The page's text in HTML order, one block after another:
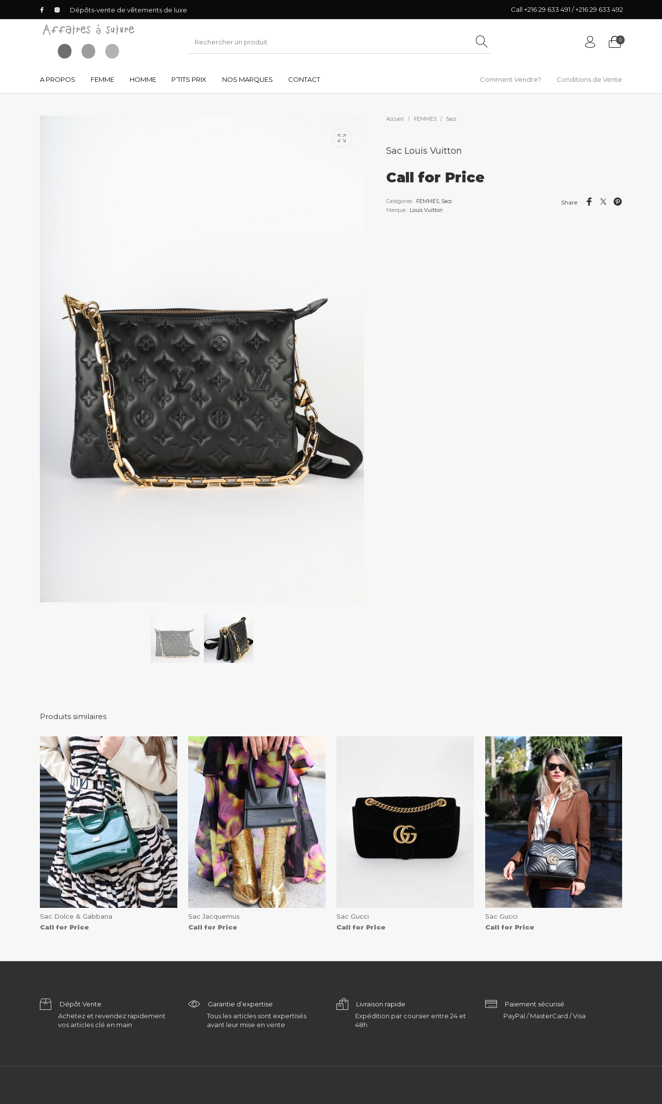
Dépôts-vente de vêtements de luxe Call +216 29 633 491 / +216 29 633 492
0
A PROPOS FEMME HOMME P’TITS PRIX NOS MARQUES CONTACT Comment Vendre? Conditions de Vente
Accueil / FEMMES / Sacs
Sac Louis Vuitton
Call for Price
Share
Catégories : FEMMES, Sacs
Marque : Louis Vuitton
Produits similaires
Sac Dolce & Gabbana
Call for Price
Sac Jacquemus
Call for Price
Sac Gucci
Call for Price
Sac Gucci
Call for Price
Dépôt Vente
Achetez et revendez rapidement
vos articles clé en main
Garantie d’expertise
Tous les articles sont expertisés
avant leur mise en vente
Livraison rapide
Expédition par coursier entre 24 et
48h
Paiement sécurisé
PayPal / MasterCard / Visa